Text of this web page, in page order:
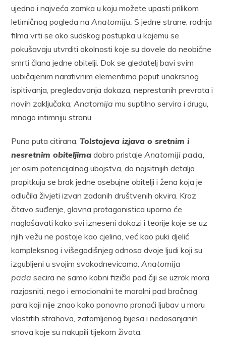
ujedno i najveća zamka u koju možete upasti prilikom
letimičnog pogleda naAnatomiju.S jedne strane, radnja
filma vrti se oko sudskog postupka u kojemu se
pokušavaju utvrditi okolnosti koje su dovele do neobične
smrti člana jedne obitelji. Dok se gledatelj bavi svim
uobičajenim narativnim elementima poput unakrsnog
ispitivanja, pregledavanja dokaza, neprestanih prevrata i
novih zaključaka,Anatomijamu suptilno servira i drugu,
mnogo intimniju stranu.
Puno puta citirana,Tolstojeva izjava o sretnim i
nesretnim obiteljima dobro pristajeAnatomiji pada
jer osim potencijalnog ubojstva, do najsitnijih detalja
propitkuju se brak jedne osebujne obitelji i žena koja je
odlučila živjeti izvan zadanih društvenih okvira. Kroz
čitavo suđenje, glavna protagonistica uporno će
naglašavati kako svi izneseni dokazi i teorije koje se uz
njih vežu ne postoje kao cjelina, već kao puki djelić
kompleksnog i višegodišnjeg odnosa dvoje ljudi koji su
izgubljeni u svojim svakodnevicama.Anatomija
padasecira ne samo kobni fizički pad čiji se uzrok mora
razjasniti, nego i emocionalni te moralni pad bračnog
para koji nije znao kako ponovno pronaći ljubav u moru
vlastitih strahova, zatomljenog bijesa i nedosanjanih
snova koje su nakupili tijekom života.